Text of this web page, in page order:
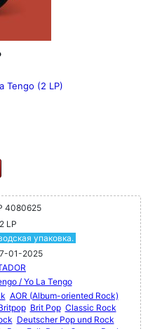
Tengo (2 LP)
4080625
2 LP
упаковка.
01-2025
/ Yo La Tengo
AOR (Album-oriented Rock)
Brit Pop Classic Rock
Deutscher Pop und Rock